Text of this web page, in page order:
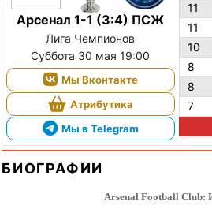
Арсенал 1-1 (3:4) ПСЖ
Лига Чемпионов
Суббота 30 мая 19:00
Мы Вконтакте
Атрибутика
Мы в Telegram
11
11
10
8
8
7
БИОГРАФИИ
Arsenal Football Club: